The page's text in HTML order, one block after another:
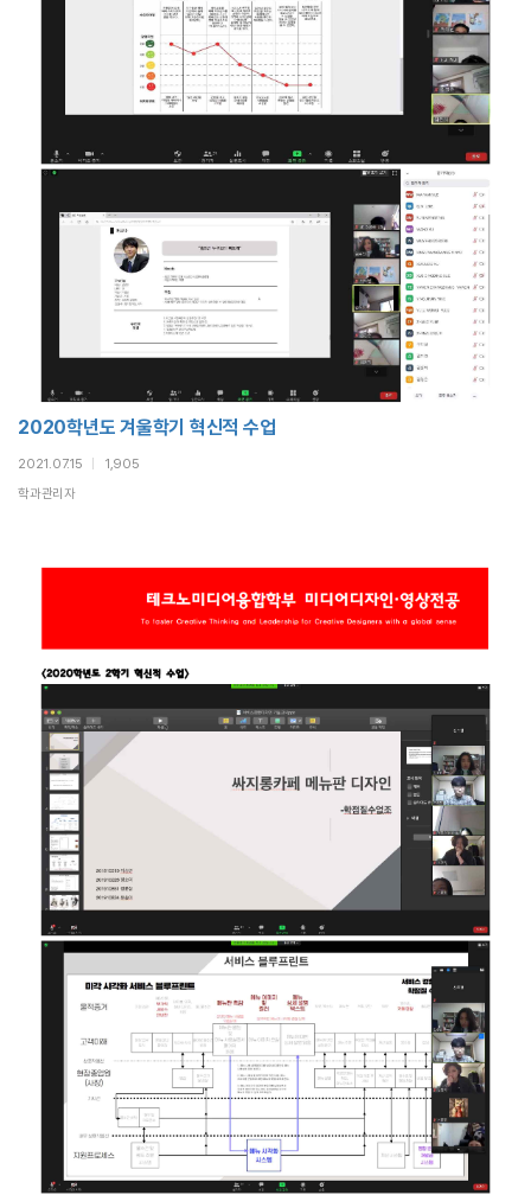
2020학년도 겨울학기 혁신적 수업
2021.07.15
1,905
학과관리자